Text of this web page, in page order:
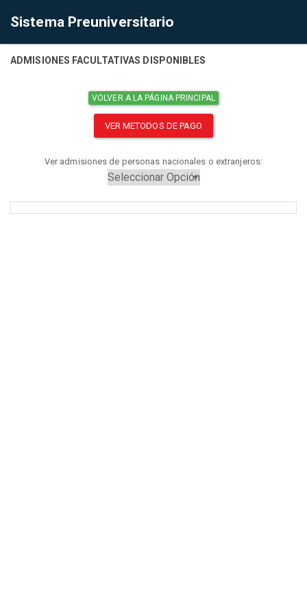
Sistema Preuniversitario
ADMISIONES FACULTATIVAS DISPONIBLES
VOLVER A LA PÁGINA PRINCIPAL
VER METODOS DE PAGO
Ver admisiones de personas nacionales o extranjeros: